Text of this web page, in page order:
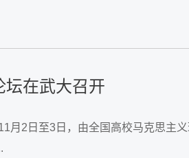
坛在武大召开
月2日至3日，由全国高校马克思主